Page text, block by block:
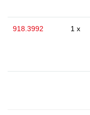
918.3992 1 x